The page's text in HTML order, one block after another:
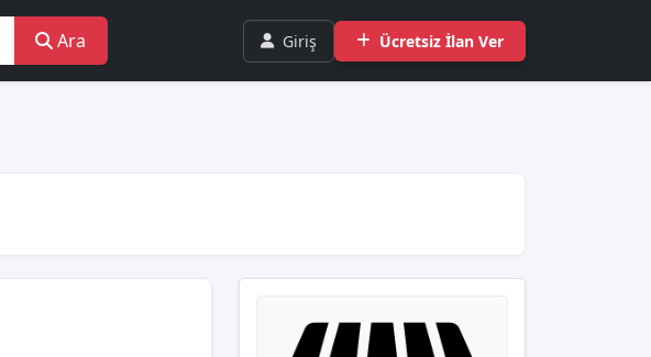
Ara Giriş Ücretsiz İlan Ver